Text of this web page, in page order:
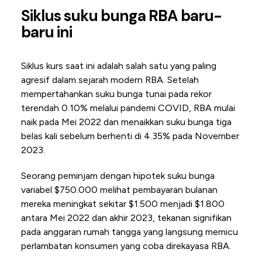
Siklus suku bunga RBA baru-
baru ini
Siklus kurs saat ini adalah salah satu yang paling
agresif dalam sejarah modern RBA. Setelah
mempertahankan suku bunga tunai pada rekor
terendah 0.10% melalui pandemi COVID, RBA mulai
naik pada Mei 2022 dan menaikkan suku bunga tiga
belas kali sebelum berhenti di 4.35% pada November
2023.
Seorang peminjam dengan hipotek suku bunga
variabel $750.000 melihat pembayaran bulanan
mereka meningkat sekitar $1.500 menjadi $1.800
antara Mei 2022 dan akhir 2023, tekanan signifikan
pada anggaran rumah tangga yang langsung memicu
perlambatan konsumen yang coba direkayasa RBA.